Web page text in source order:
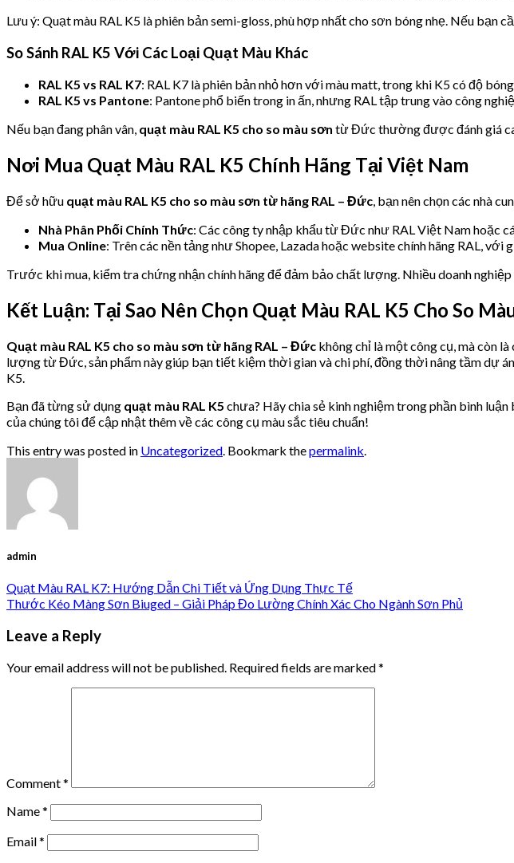
Lưu ý: Quạt màu RAL K5 là phiên bản semi-gloss, phù hợp nhất cho sơn bóng nhẹ. Nếu bạn
So Sánh RAL K5 Với Các Loại Quạt Màu Khác
RAL K5 vs RAL K7: RAL K7 là phiên bản nhỏ hơn với màu matt, trong khi K5 có độ
RAL K5 vs Pantone: Pantone phổ biến trong in ấn, nhưng RAL tập trung vào công
Nếu bạn đang phân vân, quạt màu RAL K5 cho so màu sơn từ Đức thường được đánh giá
Nơi Mua Quạt Màu RAL K5 Chính Hãng Tại Việt Nam
Để sở hữu quạt màu RAL K5 cho so màu sơn từ hãng RAL – Đức, bạn nên chọn các nhà
Nhà Phân Phối Chính Thức: Các công ty nhập khẩu từ Đức như RAL Việt Nam hoặc
Mua Online: Trên các nền tảng như Shopee, Lazada hoặc website chính hãng RAL,
Trước khi mua, kiểm tra chứng nhận chính hãng để đảm bảo chất lượng. Nhiều doanh
Kết Luận: Tại Sao Nên Chọn Quạt Màu RAL K5 Cho So
Quạt màu RAL K5 cho so màu sơn từ hãng RAL – Đức không chỉ là một công cụ, mà còn
lượng từ Đức, sản phẩm này giúp bạn tiết kiệm thời gian và chi phí, đồng thời nâng tầm dự
K5.
Bạn đã từng sử dụng quạt màu RAL K5 chưa? Hãy chia sẻ kinh nghiệm trong phần bình
của chúng tôi để cập nhật thêm về các công cụ màu sắc tiêu chuẩn!
This entry was posted in Uncategorized. Bookmark thepermalink.
admin
Quạt Màu RAL K7: Hướng Dẫn Chi Tiết và Ứng Dụng Thực Tế
Thước Kéo Màng Sơn Biuged – Giải Pháp Đo Lường Chính Xác Cho Ngành Sơn Phủ
Leave a Reply
Your email address will not be published. Required fields are marked*
Comment*
Name*
Email*